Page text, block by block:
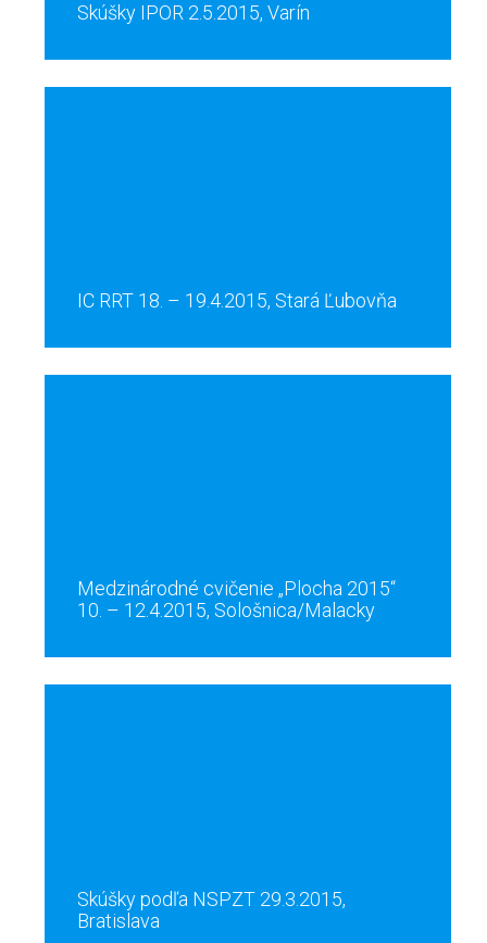
Skúšky IPOR 2.5.2015, Varín
IC RRT 18. – 19.4.2015, Stará Ľubovňa
Medzinárodné cvičenie „Plocha 2015“
10. – 12.4.2015, Sološnica/Malacky
Skúšky podľa NSPZT 29.3.2015,
Bratislava